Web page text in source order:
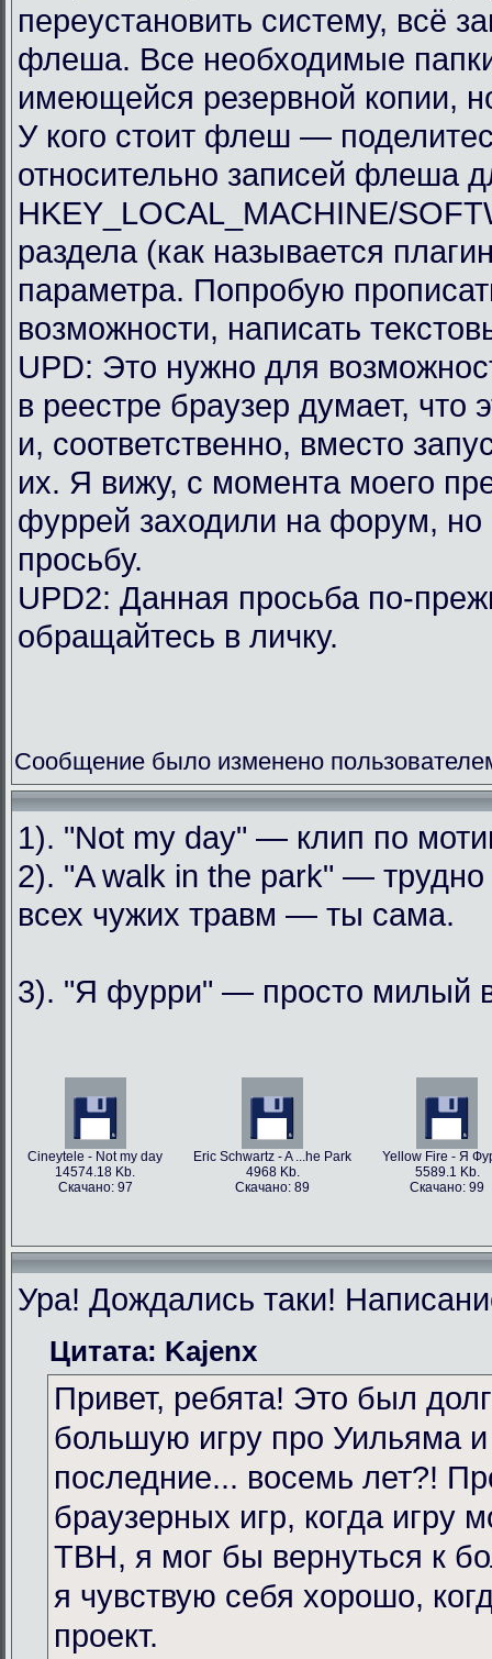
переустановить систему, всё
флеша. Все необходимые
имеющейся резервной копии,
У кого стоит флеш —
относительно записей флеша
HKEY_LOCAL_MACHINE/
раздела (как называется
параметра. Попробую
возможности, написать
UPD: Это нужно для
в реестре браузер думает, что
и, соответственно, вместо
их. Я вижу, с момента моего
фуррей заходили на форум, но
просьбу.
UPD2: Данная просьба по-
обращайтесь в личку.
Сообщение было изменено
1). "Not my day" — клип по
2). "A walk in the park" —
всех чужих травм — ты сама.
3). "Я фурри" — просто милый
Cineytele - Not my day
14574.18 Kb.
Скачано: 97
Eric Schwartz - A ...he Park
4968 Kb.
Скачано: 89
Yellow Fire - Я
5589.1 Kb.
Скачано: 99
Ура! Дождались таки!
Цитата: Kajenx
Привет, ребята! Это был
большую игру про Уильяма
последние... восемь лет?!
браузерных игр, когда игру
TBH, я мог бы вернуться к
я чувствую себя хорошо,
проект.